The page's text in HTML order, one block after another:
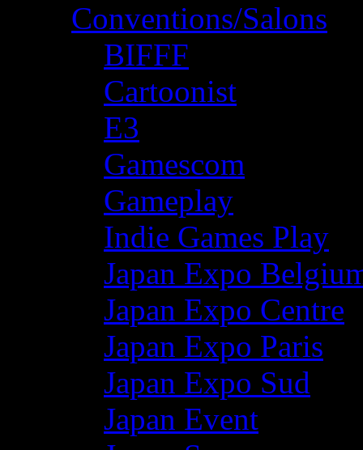
Conventions/Salons
BIFFF
Cartoonist
E3
Gamescom
Gameplay
Indie Games Play
Japan Expo
Japan Expo Centre
Japan Expo Paris
Japan Expo Sud
Japan Event